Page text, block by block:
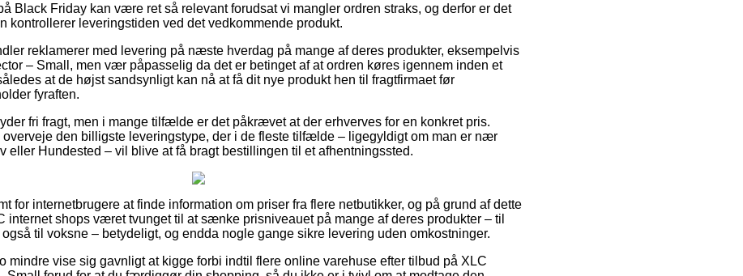
Black Friday kan være ret så relevant forudsat vi mangler ordren straks, og derfor er det
kontrollerer leveringstiden ved det vedkommende produkt.
reklamerer med levering på næste hverdag på mange af deres produkter, eksempelvis
– Small, men vær påpasselig da det er betinget af at ordren køres igennem inden et
at de højst sandsynligt kan nå at få dit nye produkt hen til fragtfirmaet før
fyraften.
fri fragt, men i mange tilfælde er det påkrævet at der erhverves for en konkret pris.
overveje den billigste leveringstype, der i de fleste tilfælde – ligegyldigt om man er nær
eller Hundested – vil blive at få bragt bestillingen til et afhentningssted.
for internetbrugere at finde information om priser fra flere netbutikker, og på grund af dette
internet shops været tvunget til at sænke prisniveauet på mange af deres produkter – til
til voksne – betydeligt, og endda nogle gange sikre levering uden omkostninger.
mindre vise sig gavnligt at kigge forbi indtil flere online varehuse efter tilbud på XLC